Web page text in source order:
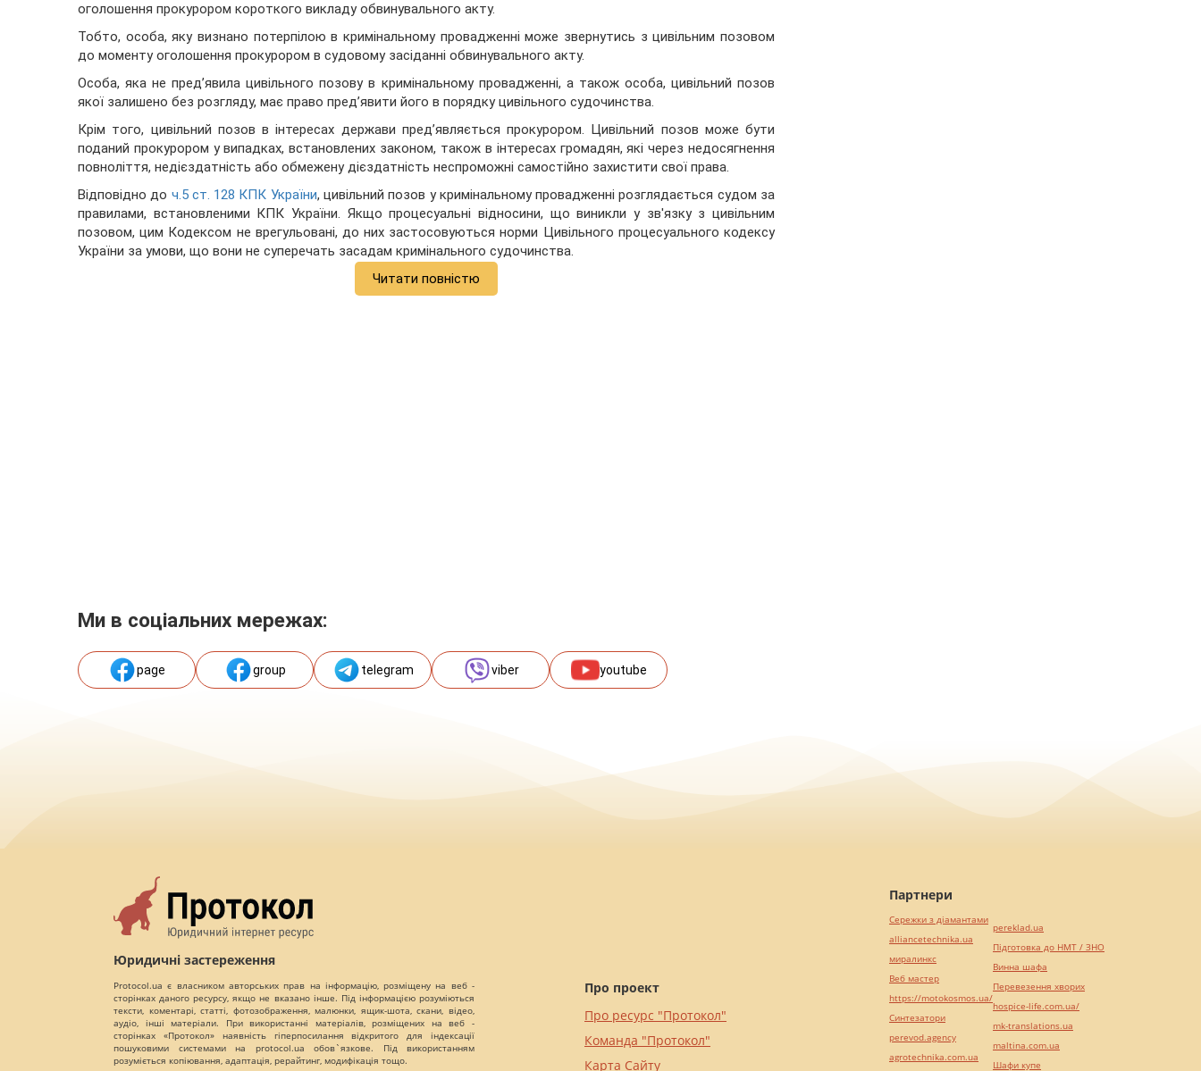
оголошення прокурором короткого викладу обвинувального акту.
Тобто, особа, яку визнано потерпілою в кримінальному провадженні може звернутись з цивільним позовом
до моменту оголошення прокурором в судовому засіданні обвинувального акту.
Особа, яка не пред’явила цивільного позову в кримінальному провадженні, а також особа, цивільний позов
якої залишено без розгляду, має право пред’явити його в порядку цивільного судочинства.
Крім того, цивільний позов в інтересах держави пред’являється прокурором. Цивільний позов може бути
поданий прокурором у випадках, встановлених законом, також в інтересах громадян, які через недосягнення
повноліття, недієздатність або обмежену дієздатність неспроможні самостійно захистити свої права.
Відповідно до ч.5 ст. 128 КПК України, цивільний позов у кримінальному провадженні розглядається судом за
правилами, встановленими КПК України. Якщо процесуальні відносини, що виникли у зв'язку з цивільним
позовом, цим Кодексом не врегульовані, до них застосовуються норми Цивільного процесуального кодексу
України за умови, що вони не суперечать засадам кримінального судочинства.
Читати повністю
Ми в соціальних мережах:
page group telegram viber youtube
Юридичні застереження
Protocol.ua є власником авторських прав на інформацію, розміщену на веб -
сторінках даного ресурсу, якщо не вказано інше. Під інформацією розуміються
тексти, коментарі, статті, фотозображення, малюнки, ящик-шота, скани, відео,
аудіо, інші матеріали. При використанні матеріалів, розміщених на веб -
сторінках «Протокол» наявність гіперпосилання відкритого для індексації
пошуковими системами на protocol.ua обов`язкове. Під використанням
розуміється копіювання, адаптація, рерайтинг, модифікація тощо.
Про проект
Про ресурс "Протокол"
Команда "Протокол"
Карта Сайту
Партнери
Сережки з діамантами
alliancetechnika.ua
миралинкс
Веб мастер
https://motokosmos.ua/
Синтезатори
perevod.agency
agrotechnika.com.ua
pereklad.ua
Підготовка до НМТ / ЗНО
Винна шафа
Перевезення хворих
hospice-life.com.ua/
mk-translations.ua
maltina.com.ua
Шафи купе